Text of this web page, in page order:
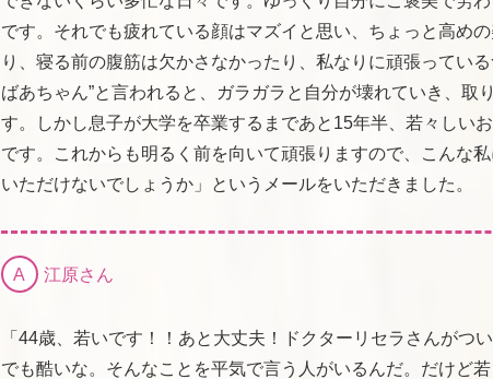
です。それでも疲れている顔はマズイと思い、ちょっと高め
り、寝る前の腹筋は欠かさなかったり、私なりに頑張ってい
ばあちゃん”と言われると、ガラガラと自分が壊れていき、取
す。しかし息子が大学を卒業するまであと15年半、若々しい
です。これからも明るく前を向いて頑張りますので、こんな
いただけないでしょうか」というメールをいただきました。
A 江原さん
「44歳、若いです！！あと大丈夫！ドクターリセラさんがつ
でも酷いな。そんなことを平気で言う人がいるんだ。だけど